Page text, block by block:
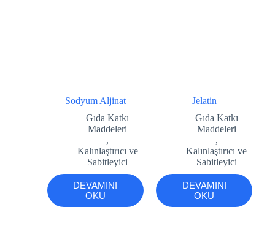
Sodyum Aljinat
Gıda Katkı
Maddeleri
,
Kalınlaştırıcı ve
Sabitleyici
DEVAMINI
OKU
Jelatin
Gıda Katkı
Maddeleri
,
Kalınlaştırıcı ve
Sabitleyici
DEVAMINI
OKU